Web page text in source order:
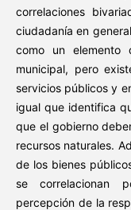
correlaciones
ciudadanía en
como un elemento
municipal, pero
servicios públicos y
igual que identifica
que el gobierno
recursos naturales.
de los bienes
se correlacionan
percepción de la